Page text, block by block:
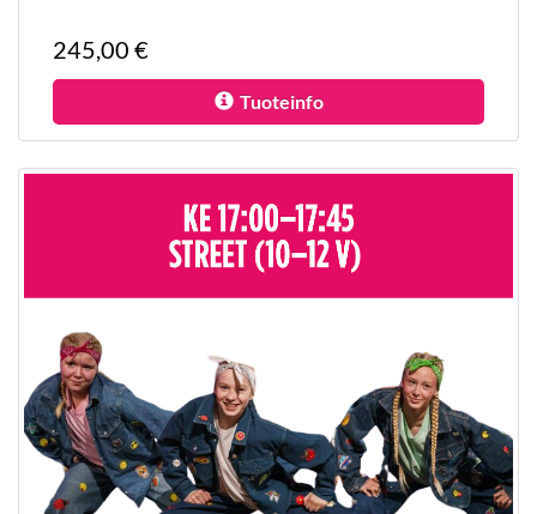
245,00 €
Tuoteinfo